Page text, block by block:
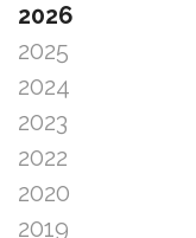
2026
2025
2024
2023
2022
2020
2019